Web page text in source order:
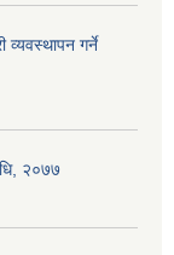
व्यवस्थापन गर्ने
२०७७